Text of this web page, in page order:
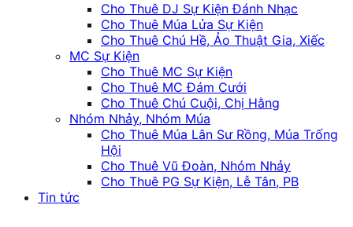
Cho Thuê DJ Sự Kiện Đánh Nhạc
Cho Thuê Múa Lửa Sự Kiện
Cho Thuê Chú Hề, Ảo Thuật Gia, Xiếc
MC Sự Kiện
Cho Thuê MC Sự Kiện
Cho Thuê MC Đám Cưới
Cho Thuê Chú Cuội, Chị Hằng
Nhóm Nhảy, Nhóm Múa
Cho Thuê Múa Lân Sư Rồng, Múa Trống
Hội
Cho Thuê Vũ Đoàn, Nhóm Nhảy
Cho Thuê PG Sự Kiện, Lễ Tân, PB
Tin tức